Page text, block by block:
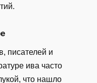
писателей и
ива часто
что нашло